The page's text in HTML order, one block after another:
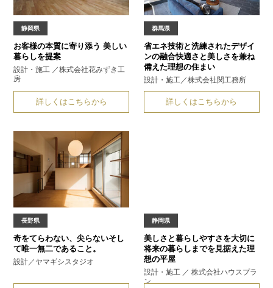
静岡県
お客様の本質に寄り添う美しい
暮らしを提案
設計・施工 ／株式会社花みずき工
房
詳しくはこちらから
群馬県
省エネ技術と洗練されたデザイ
ンの融合快適さと美しさを兼ね
備えた理想の住まい
設計・施工／株式会社関工務所
詳しくはこちらから
長野県
奇をてらわない、尖らないそし
て唯一無二であること。
設計／ヤマギシスタジオ
静岡県
美しさと暮らしやすさを大切に
将来の暮らしまでを見据えた理
想の平屋
設計・施工 ／ 株式会社ハウスプラ
ン